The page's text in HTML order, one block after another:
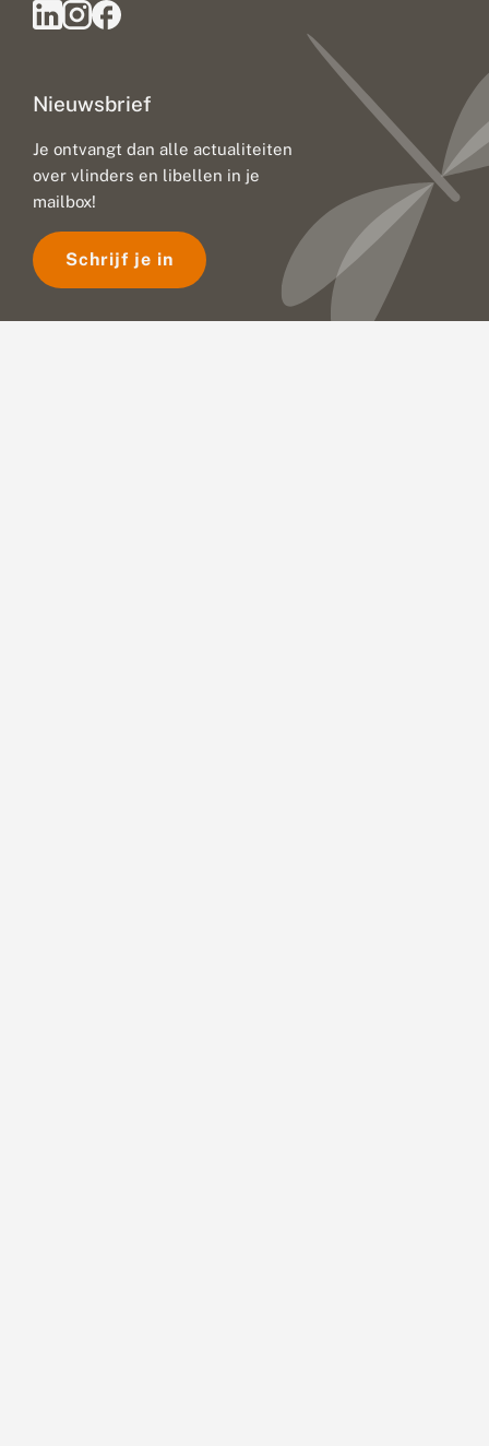
Nieuwsbrief
Je ontvangt dan alle actualiteiten
over vlinders en libellen in je
mailbox!
Schrijf je in